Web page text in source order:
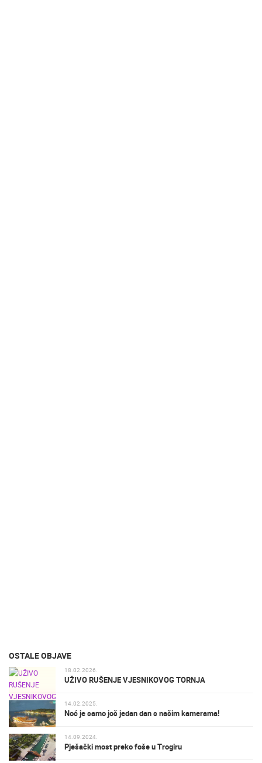
OSTALE OBJAVE
18.02.2026.
UŽIVO RUŠENJE VJESNIKOVOG TORNJA
14.02.2025.
Noć je samo još jedan dan s našim kamerama!
14.09.2024.
Pješački most preko foše u Trogiru